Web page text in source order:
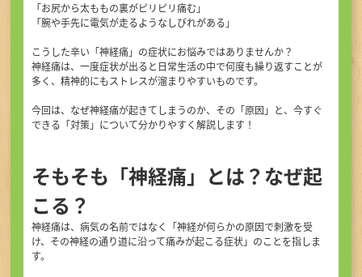
「お尻から太ももの裏がピリピリ痛む」
「腕や手先に電気が走るようなしびれがある」
こうした辛い「神経痛」の症状にお悩みではありませんか？
神経痛は、一度症状が出ると日常生活の中で何度も繰り返すことが
多く、精神的にもストレスが溜まりやすいものです。
今回は、なぜ神経痛が起きてしまうのか、その「原因」と、今すぐ
できる「対策」について分かりやすく解説します！
そもそも「神経痛」とは？なぜ起
こる？
神経痛は、病気の名前ではなく「神経が何らかの原因で刺激を受
け、その神経の通り道に沿って痛みが起こる症状」のことを指しま
す。
料金
初めての方へ
アクセス
お問い合せ・ご予約